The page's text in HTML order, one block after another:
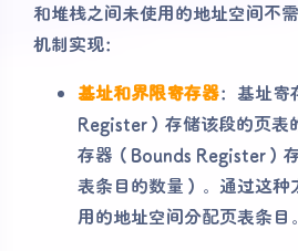
和堆栈之间未使用的地址空间不
机制实现：
基址和界限寄存器：基址寄
Register）存储该段的页表
存器（Bounds Register）
表条目的数量）。通过这种
用的地址空间分配页表条目。